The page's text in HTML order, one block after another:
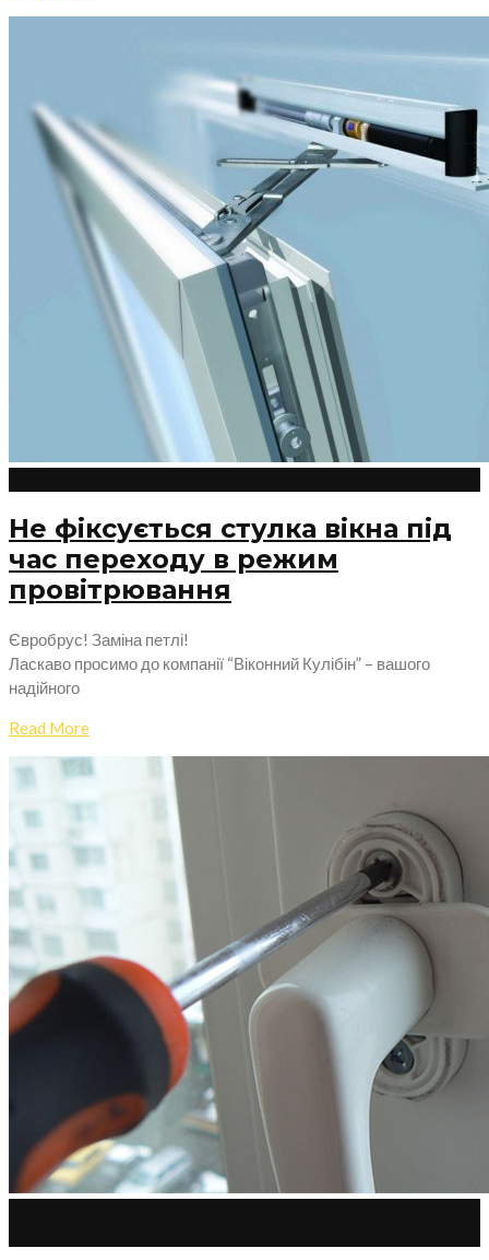
Не фіксується стулка вікна під
час переходу в режим
провітрювання
Євробрус! Заміна петлі!
Ласкаво просимо до компанії “Віконний Кулібін” – вашого
надійного
Read More